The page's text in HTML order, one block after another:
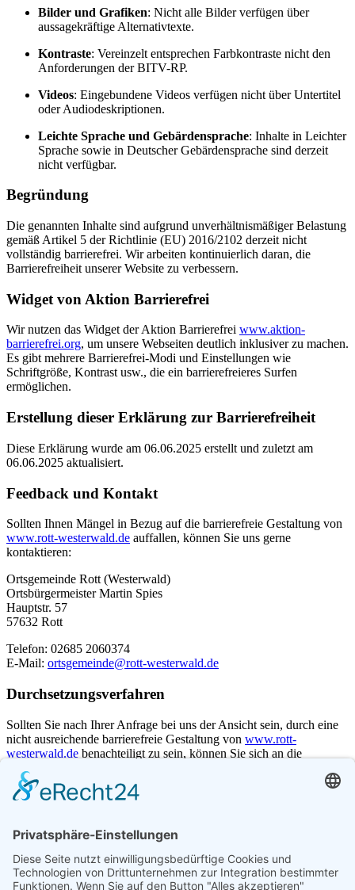
Bilder und Grafiken: Nicht alle Bilder verfügen über
aussagekräftige Alternativtexte.
Kontraste: Vereinzelt entsprechen Farbkontraste nicht den
Anforderungen der BITV-RP.
Videos: Eingebundene Videos verfügen nicht über Untertitel
oder Audiodeskriptionen.
Leichte Sprache und Gebärdensprache: Inhalte in Leichter
Sprache sowie in Deutscher Gebärdensprache sind derzeit
nicht verfügbar.
Begründung
Die genannten Inhalte sind aufgrund unverhältnismäßiger Belastung
gemäß Artikel 5 der Richtlinie (EU) 2016/2102 derzeit nicht
vollständig barrierefrei. Wir arbeiten kontinuierlich daran, die
Barrierefreiheit unserer Website zu verbessern.
Widget von Aktion Barrierefrei
Wir nutzen das Widget der Aktion Barrierefrei www.aktion-
barrierefrei.org, um unsere Webseiten deutlich inklusiver zu machen.
Es gibt mehrere Barrierefrei-Modi und Einstellungen wie
Schriftgröße, Kontrast usw., die ein barrierefreieres Surfen
ermöglichen.
Erstellung dieser Erklärung zur Barrierefreiheit
Diese Erklärung wurde am 06.06.2025 erstellt und zuletzt am
06.06.2025 aktualisiert.
Feedback und Kontakt
Sollten Ihnen Mängel in Bezug auf die barrierefreie Gestaltung von
www.rott-westerwald.de auffallen, können Sie uns gerne
kontaktieren:
Ortsgemeinde Rott (Westerwald)
Ortsbürgermeister Martin Spies
Hauptstr. 57
57632 Rott
Telefon: 02685 2060374
E-Mail: ortsgemeinde@rott-westerwald.de
Durchsetzungsverfahren
Sollten Sie nach Ihrer Anfrage bei uns der Ansicht sein, durch eine
nicht ausreichende barrierefreie Gestaltung von www.rott-
westerwald.de benachteiligt zu sein, können Sie sich an die
Stellen in Rheinland-Pfalz wenden:
des Landes Rheinland-Pfalz
Bauhofstraße 9
55116 Mainz
Telefon: 06131 16 5342